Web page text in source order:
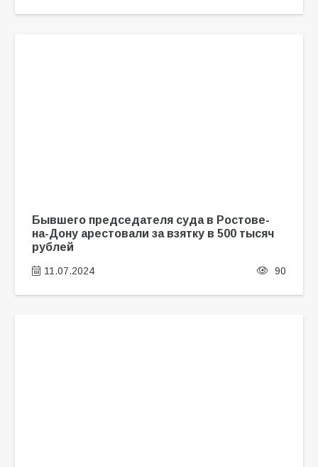
Бывшего председателя суда в Ростове-
на-Дону арестовали за взятку в 500 тысяч
рублей
11.07.2024 90